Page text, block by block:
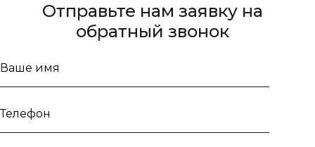
Отправьте нам заявку на
обратный звонок
Ваше